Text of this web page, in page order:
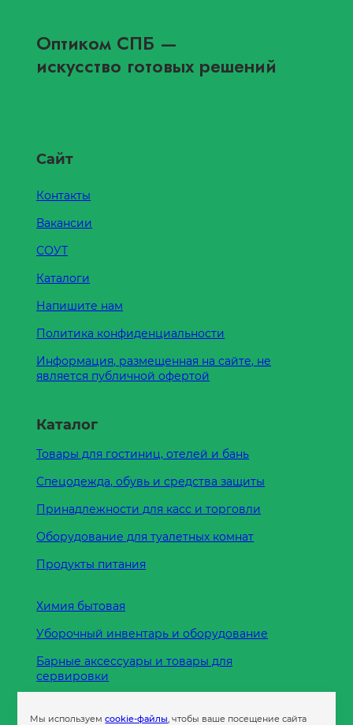
Оптиком СПБ —
искусство готовых решений
Сайт
Контакты
Вакансии
СОУТ
Каталоги
Напишите нам
Политика конфиденциальности
Информация, размещенная на сайте, не
является публичной офертой
Каталог
Товары для гостиниц, отелей и бань
Спецодежда, обувь и средства защиты
Принадлежности для касс и торговли
Оборудование для туалетных комнат
Продукты питания
Химия бытовая
Уборочный инвентарь и оборудование
Барные аксессуары и товары для
сервировки
Мы используемcookie-файлы, чтобы ваше посещение сайта